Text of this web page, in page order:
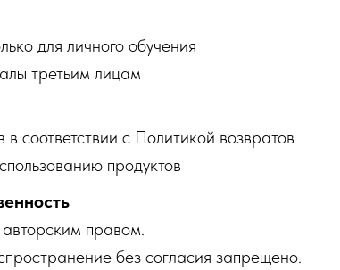
для личного обучения
третьим лицам
соответствии с Политикой возвратов
продуктов
правом.
без согласия запрещено.